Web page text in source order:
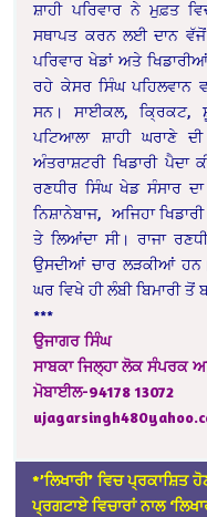
ਸ਼ਾਹੀ ਪਰਿਵਾਰ ਨੇ ਮੁਫ਼ਤ
ਸਥਾਪਤ ਕਰਨ ਲਈ ਦਾਨ ਵੱਜੋਂ
ਪਰਿਵਾਰ ਖੇਡਾਂ ਅਤੇ
ਰਹੇ ਕੇਸਰ ਸਿੰਘ ਪਹਿਲਵਾਨ
ਸਨ। ਸਾਈਕਲ, ਕ੍ਰਿਕਟ,
ਪਟਿਆਲਾ ਸ਼ਾਹੀ ਘਰਾਣੇ
ਅੰਤਰਾਸ਼ਟਰੀ ਖਿਡਾਰੀ ਪੈਦਾ
ਰਣਧੀਰ ਸਿੰਘ ਖੇਡ ਸੰਸਾਰ
ਨਿਸ਼ਾਨੇਬਾਜ, ਅਜਿਹਾ
ਤੇ ਲਿਆਂਦਾ ਸੀ। ਰਾਜਾ
ਉਸਦੀਆਂ ਚਾਰ ਲੜਕੀਆਂ
ਘਰ ਵਿਖੇ ਹੀ ਲੰਬੀ ਬਿਮਾਰੀ
***
ਉਜਾਗਰ ਸਿੰਘ
ਸਾਬਕਾ ਜਿਲ੍ਹਾ ਲੋਕ ਸੰਪਰਕ
ਮੋਬਾਈਲ-94178 13072
*’ਲਿਖਾਰੀ’ ਵਿਚ ਪ੍ਰਕਾਸ਼ਿਤ
ਪ੍ਰਗਟਾਏ ਵਿਚਾਰਾਂ ਨਾਲ